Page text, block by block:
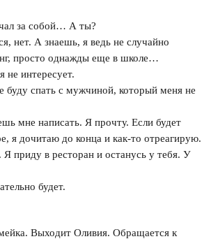
за собой… А ты?
нет. А знаешь, я ведь не случайно
просто однажды еще в школе…
интересует.
спать с мужчиной, который меня не
мне написать. Я прочту. Если будет
я дочитаю до конца и как-то отреагирую.
приду в ресторан и останусь у тебя. У
будет.
Выходит Оливия. Обращается к